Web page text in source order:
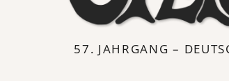
57. JAHRGANG –